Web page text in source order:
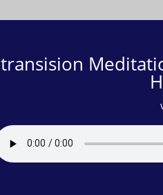
transision